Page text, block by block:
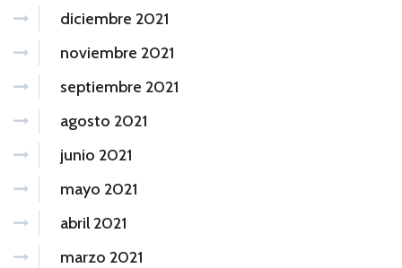
diciembre 2021
noviembre 2021
septiembre 2021
agosto 2021
junio 2021
mayo 2021
abril 2021
marzo 2021